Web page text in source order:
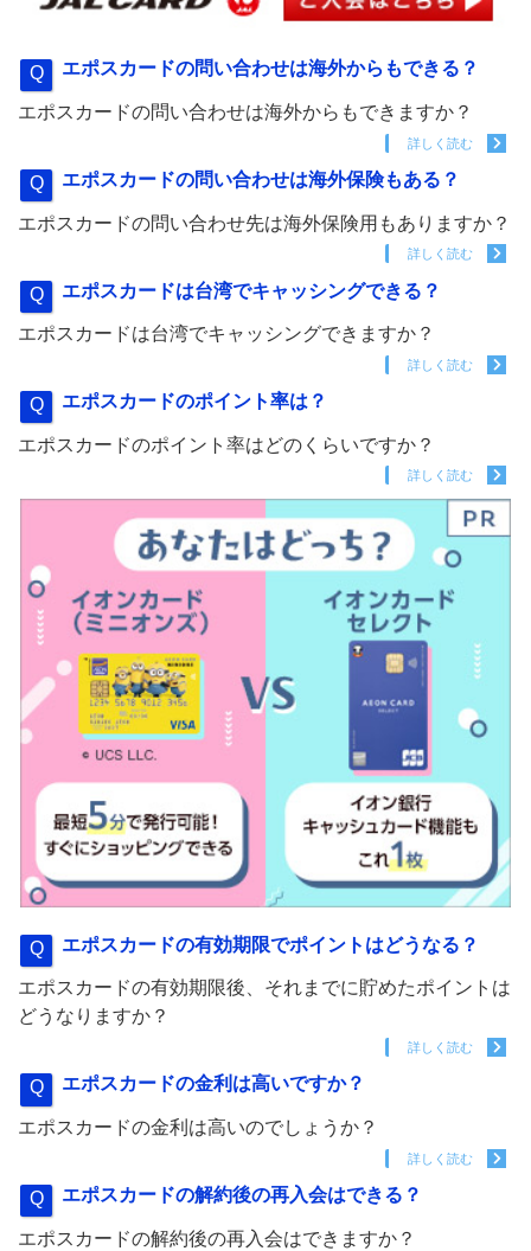
エポスカードの問い合わせは海外からもできる？
エポスカードの問い合わせは海外からもできますか？
詳しく読む
エポスカードの問い合わせは海外保険もある？
エポスカードの問い合わせ先は海外保険用もありますか？
詳しく読む
エポスカードは台湾でキャッシングできる？
エポスカードは台湾でキャッシングできますか？
詳しく読む
エポスカードのポイント率は？
エポスカードのポイント率はどのくらいですか？
詳しく読む
エポスカードの有効期限でポイントはどうなる？
エポスカードの有効期限後、それまでに貯めたポイントは
どうなりますか？
詳しく読む
エポスカードの金利は高いですか？
エポスカードの金利は高いのでしょうか？
詳しく読む
エポスカードの解約後の再入会はできる？
エポスカードの解約後の再入会はできますか？